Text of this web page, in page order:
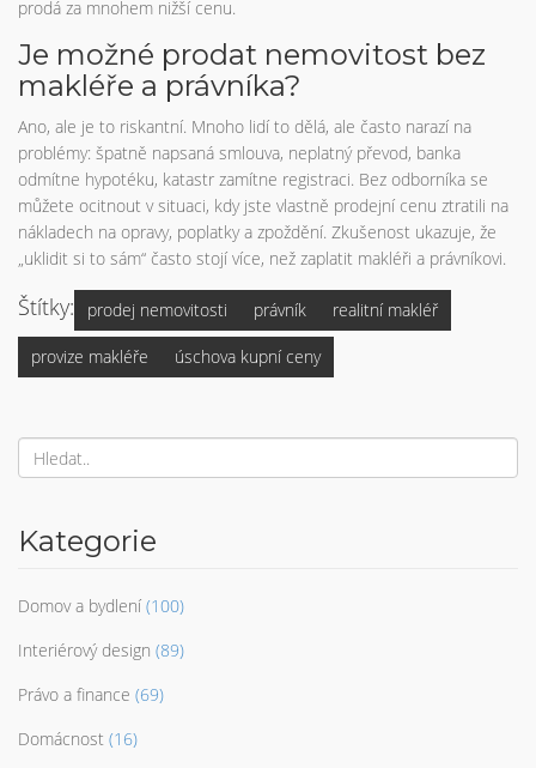
prodá za mnohem nižší cenu.
Je možné prodat nemovitost bez
makléře a právníka?
Ano, ale je to riskantní. Mnoho lidí to dělá, ale často narazí na
problémy: špatně napsaná smlouva, neplatný převod, banka
odmítne hypotéku, katastr zamítne registraci. Bez odborníka se
můžete ocitnout v situaci, kdy jste vlastně prodejní cenu ztratili na
nákladech na opravy, poplatky a zpoždění. Zkušenost ukazuje, že
„uklidit si to sám“ často stojí více, než zaplatit makléři a právníkovi.
Štítky: prodej nemovitosti právník realitní makléř
provize makléře úschova kupní ceny
Kategorie
Domov a bydlení (100)
Interiérový design (89)
Právo a finance (69)
Domácnost (16)